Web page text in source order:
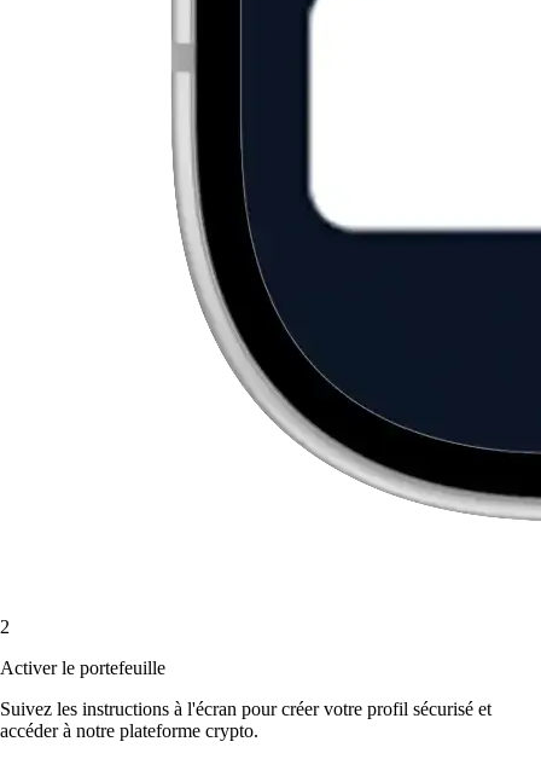
2
Activer le portefeuille
Suivez les instructions à l'écran pour créer votre profil sécurisé et
accéder à notre plateforme crypto.